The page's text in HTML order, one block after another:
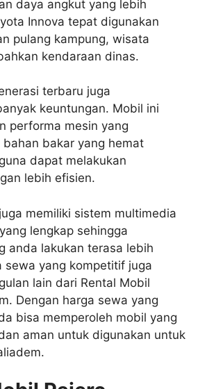
daya angkut yang lebih
Innova tepat digunakan
pulang kampung, wisata
kendaraan dinas.
terbaru juga
keuntungan. Mobil ini
performa mesin yang
bakar yang hemat
dapat melakukan
lebih efisien.
memiliki sistem multimedia
lengkap sehingga
anda lakukan terasa lebih
sewa yang kompetitif juga
lain dari Rental Mobil
Dengan harga sewa yang
bisa memperoleh mobil yang
aman untuk digunakan untuk